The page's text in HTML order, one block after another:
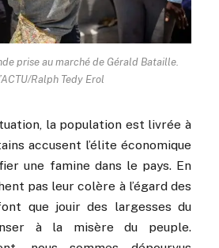
prise au marché de Gérald Bataille.
Ralph Tedy Erol
la population est livrée à
accusent l’élite économique
une famine dans le pays. En
pas leur colère à l’égard des
que jouir des largesses du
à la misère du peuple.